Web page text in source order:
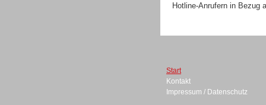
Hotline-Anrufern in Bezug
Start
Kontakt
Impressum / Datenschutz